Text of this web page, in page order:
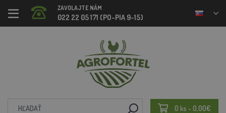
ZAVOLAJTE NÁM
022 22 05 171 (PO-PIA 9-15)
0 ks - 0,00€